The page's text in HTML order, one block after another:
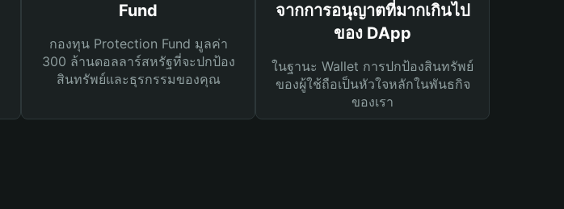
Fund
กองทุน Protection Fund มูลค่า
300 ล้านดอลลาร์สหรัฐที่จะปกป้อง
สินทรัพย์และธุรกรรมของคุณ
จากการอนุญาตที่มากเกินไป
ของ DApp
ในฐานะ Wallet การปกป้องสินทรัพย์
ของผู้ใช้ถือเป็นหัวใจหลักในพันธกิจ
ของเรา